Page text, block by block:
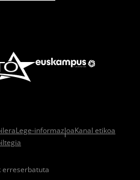
erreserbatuta
Lege-informazioaKanal etikoa